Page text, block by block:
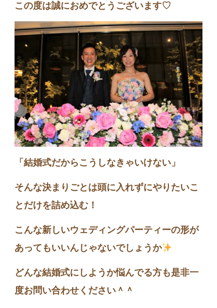
この度は誠におめでとうございます♡
「結婚式だからこうしなきゃいけない」
そんな決まりごとは頭に入れずにやりたいこ
とだけを詰め込む！
こんな新しいウェディングパーティーの形が
あってもいいんじゃないでしょうか
どんな結婚式にしようか悩んでる方も是非一
度お問い合わせください＾＾